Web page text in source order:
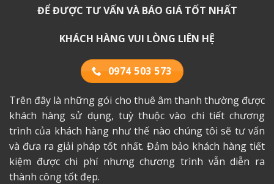
ĐỂ ĐƯỢC TƯ VẤN VÀ BÁO GIÁ TỐT NHẤT
KHÁCH HÀNG VUI LÒNG LIÊN HỆ
0974 503 573
Trên đây là những gói cho thuê âm thanh thường được
khách hàng sử dụng, tuỳ thuộc vào chi tiết chương
trình của khách hàng như thế nào chúng tôi sẽ tư vấn
và đưa ra giải pháp tốt nhất. Đảm bảo khách hàng tiết
kiệm được chi phí nhưng chương trình vẫn diễn ra
thành công tốt đẹp.